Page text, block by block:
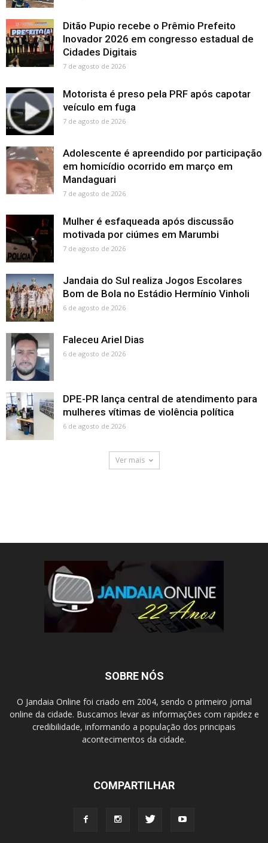
Ditão Pupio recebe o Prêmio Prefeito
Inovador 2026 em congresso estadual de
Cidades Digitais
7 de agosto de 2026
Motorista é preso pela PRF após capotar
veículo em fuga
7 de agosto de 2026
Adolescente é apreendido por participação
em homicídio ocorrido em março em
Mandaguari
7 de agosto de 2026
Mulher é esfaqueada após discussão
motivada por ciúmes em Marumbi
7 de agosto de 2026
Jandaia do Sul realiza Jogos Escolares
Bom de Bola no Estádio Hermínio Vinholi
6 de agosto de 2026
Faleceu Ariel Dias
6 de agosto de 2026
DPE-PR lança central de atendimento para
mulheres vítimas de violência política
6 de agosto de 2026
Ver mais
SOBRE NÓS
O Jandaia Online foi criado em 2004, sendo o primeiro jornal
online da cidade. Buscamos levar as informações com rapidez e
credibilidade, informando a população dos principais
acontecimentos da cidade.
COMPARTILHAR